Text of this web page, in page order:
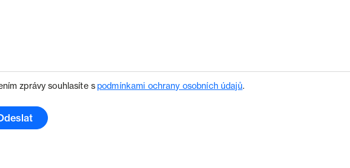
zprávy souhlasíte spodmínkami ochrany osobních údajů.